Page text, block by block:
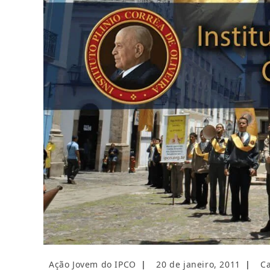
Autor
Ação Jovem do IPCO
Post
20 de janeiro, 2011